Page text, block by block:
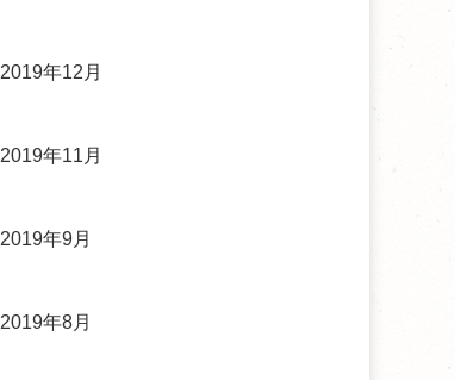
2019年12月
2019年11月
2019年9月
2019年8月